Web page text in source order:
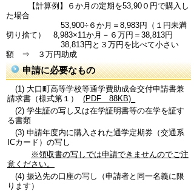
【計算例】６か月の定期を53,90０円で購入し
た場合
53,900÷６か月＝8,983円（１円未満
切り捨て） 8,983×11か月－６万円＝38,813円
38,813円と３万円を比べて小さい
額 ⇒ ３万円助成
申請に必要なもの
(1) 大口町高等学校等通学費助成金交付申請書兼
請求書（様式第１） (PDF 88KB)_
(2) 学生証の写し又は在学証明書等の在学を証す
る書類
(3) 申請年度内に購入された通学定期券（交通系
ICカード）の写し
※領収書の写しでは申請できませんのでご注
意ください。
(4) 振込先の口座の写し（申請者と同一名義に限
ります）